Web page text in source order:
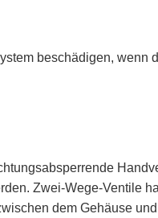
beschädigen, wenn
Zwei-Wege-Ventile
dem Gehäuse